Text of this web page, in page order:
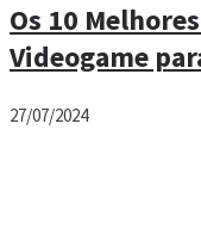
Os 10
Videogame
27/07/2024